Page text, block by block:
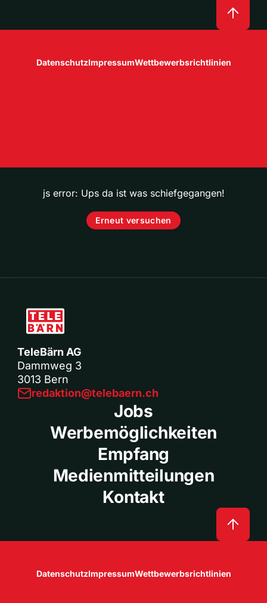
DatenschutzImpressumWettbewerbsrichtlinien
js error: Ups da ist was schiefgegangen!
Erneut versuchen
TeleBärn AG
Dammweg 3
3013 Bern
redaktion@telebaern.ch
Jobs
Werbemöglichkeiten
Empfang
Medienmitteilungen
Kontakt
DatenschutzImpressumWettbewerbsrichtlinien